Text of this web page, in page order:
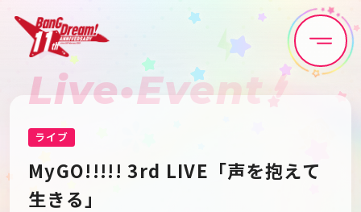
Home News
Live•Event
Artist
Live•Event
ライブ
MyGO!!!!! 3rd LIVE「声を抱えて
生きる」